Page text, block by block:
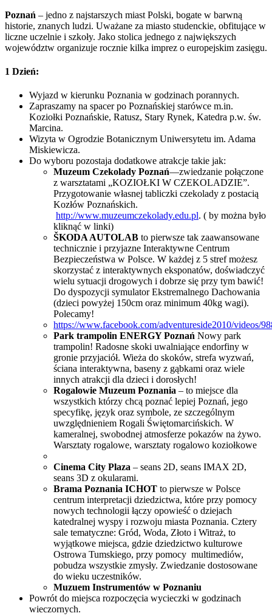
Poznań – jedno z najstarszych miast Polski, bogate w barwną
historie, znanych ludzi. Uważane za miasto studenckie, obfitujące w
liczne uczelnie i szkoły. Jako stolica jednego z największych
województw organizuje rocznie kilka imprez o europejskim zasięgu.
1 Dzień:
Wyjazd w kierunku Poznania w godzinach porannych.
Zapraszamy na spacer po Poznańskiej starówce m.in.
Koziołki Poznańskie, Ratusz, Stary Rynek, Katedra p.w. św.
Marcina.
Wizyta w Ogrodzie Botanicznym Uniwersytetu im. Adama
Miskiewicza.
Do wyboru pozostaja dodatkowe atrakcje takie jak:
Muzeum Czekolady Poznań—zwiedzanie połączone
z warsztatami „KOZIOŁKI W CZEKOLADZIE”.
Przygotowanie własnej tabliczki czekolady z postacią
Kozłów Poznańskich.
http://www.muzeumczekolady.edu.pl. ( by można było
kliknąć w linki)
ŠKODA AUTOLAB to pierwsze tak zaawansowane
technicznie i przyjazne Interaktywne Centrum
Bezpieczeństwa w Polsce. W każdej z 5 stref możesz
skorzystać z interaktywnych eksponatów, doświadczyć
wielu sytuacji drogowych i dobrze się przy tym bawić!
Do dyspozycji symulator Ekstremalnego Dachowania
(dzieci powyżej 150cm oraz minimum 40kg wagi).
Polecamy!
https://www.facebook.com/adventureside2010/videos/
Park trampolin ENERGY Poznań Nowy park
trampolin! Radosne skoki uwalniające endorfiny w
gronie przyjaciół. Wieża do skoków, strefa wyzwań,
ściana interaktywna, baseny z gąbkami oraz wiele
innych atrakcji dla dzieci i dorosłych!
Rogalowie Muzeum Poznania – to miejsce dla
wszystkich którzy chcą poznać lepiej Poznań, jego
specyfikę, język oraz symbole, ze szczególnym
uwzględnieniem Rogali Świętomarcińskich. W
kameralnej, swobodnej atmosferze pokazów na żywo.
Warsztaty rogalowe, warsztaty rogalowo koziołkowe
Cinema City Plaza – seans 2D, seans IMAX 2D,
seans 3D z okularami.
Brama Poznania ICHOT to pierwsze w Polsce
centrum interpretacji dziedzictwa, które przy pomocy
nowych technologii łączy opowieść o dziejach
katedralnej wyspy i rozwoju miasta Poznania. Cztery
sale tematyczne: Gród, Woda, Złoto i Witraż, to
wyjątkowe miejsca, gdzie dziedzictwo kulturowe
Ostrowa Tumskiego, przy pomocy multimediów,
pobudza wszystkie zmysły. Zwiedzanie dostosowane
do wieku uczestników.
Muzuem Instrumentów w Poznaniu
Powrót do miejsca rozpoczęcia wycieczki w godzinach
wieczornych.